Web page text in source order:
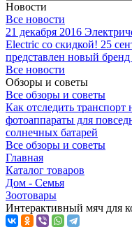
Новости
Все новости
21 декабря 2016
Electric со скидкой! 25
представлен новый
Все новости
Обзоры и советы
Все обзоры и советы
Как отследить транспорт
фотоаппараты для
солнечных батарей
Все обзоры и советы
Главная
Каталог товаров
Дом - Семья
Зоотовары
Интерактивный мяч для